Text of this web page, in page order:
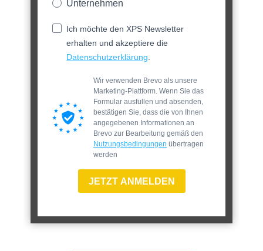
Unternehmen
Ich möchte den XPS Newsletter
erhalten und akzeptiere die
Datenschutzerklärung.
Wir verwenden Brevo als unsere
Marketing-Plattform. Wenn Sie das
Formular ausfüllen und absenden,
bestätigen Sie, dass die von Ihnen
angegebenen Informationen an
Brevo zur Bearbeitung gemäß den
Nutzungsbedingungen übertragen
werden
JETZT ANMELDEN